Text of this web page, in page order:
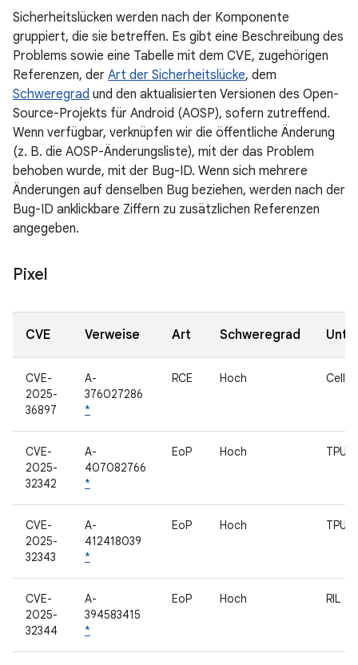
Sicherheitslücken werden nach der Komponente
gruppiert, die sie betreffen. Es gibt eine Beschreibung des
Problems sowie eine Tabelle mit dem CVE, zugehörigen
Referenzen, der Art der Sicherheitslücke, dem
Schweregrad und den aktualisierten Versionen des Open-
Source-Projekts für Android (AOSP), sofern zutreffend.
Wenn verfügbar, verknüpfen wir die öffentliche Änderung
(z. B. die AOSP-Änderungsliste), mit der das Problem
behoben wurde, mit der Bug-ID. Wenn sich mehrere
Änderungen auf denselben Bug beziehen, werden nach der
Bug-ID anklickbare Ziffern zu zusätzlichen Referenzen
angegeben.
Pixel
CVE Verweise Art Schweregrad
CVE-
2025-
36897
A-
376027286
*
RCE Hoch
CVE-
2025-
32342
A-
407082766
*
EoP Hoch TPU
CVE-
2025-
32343
A-
412418039
*
EoP Hoch TPU
CVE-
2025-
32344
A-
394583415
*
EoP Hoch RIL